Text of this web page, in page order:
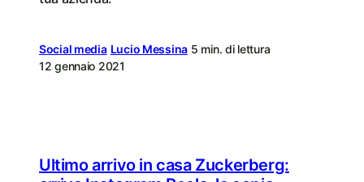
Social media Lucio Messina 5 min. di lettura
12 gennaio 2021
Ultimo arrivo in casa Zuckerberg: